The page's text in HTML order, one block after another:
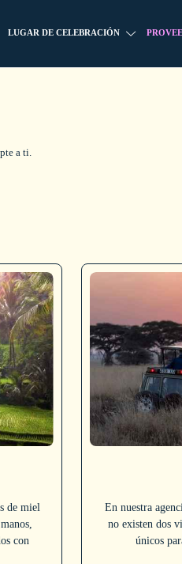
LUGAR DE CELEBRACIÓN
a ti.
de miel
con
En nuestra
no existen dos
únicos